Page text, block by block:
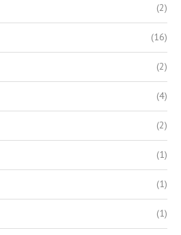
(2)
(16)
(2)
(4)
(2)
(1)
(1)
(1)